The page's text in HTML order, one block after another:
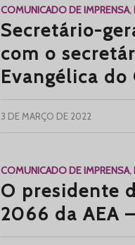
COMUNICADO DE IMPRENSA,
Secretário-
com o
Evangélica do
3 DE MARÇO DE 2022
COMUNICADO DE IMPRENSA,
O presidente
2066 da AEA